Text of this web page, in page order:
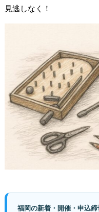
見逃しなく！
福岡の新着・開催・申込